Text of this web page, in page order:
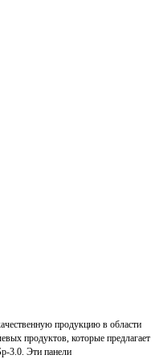
продукцию в области
продуктов, которые предлагает
3.0. Эти панели